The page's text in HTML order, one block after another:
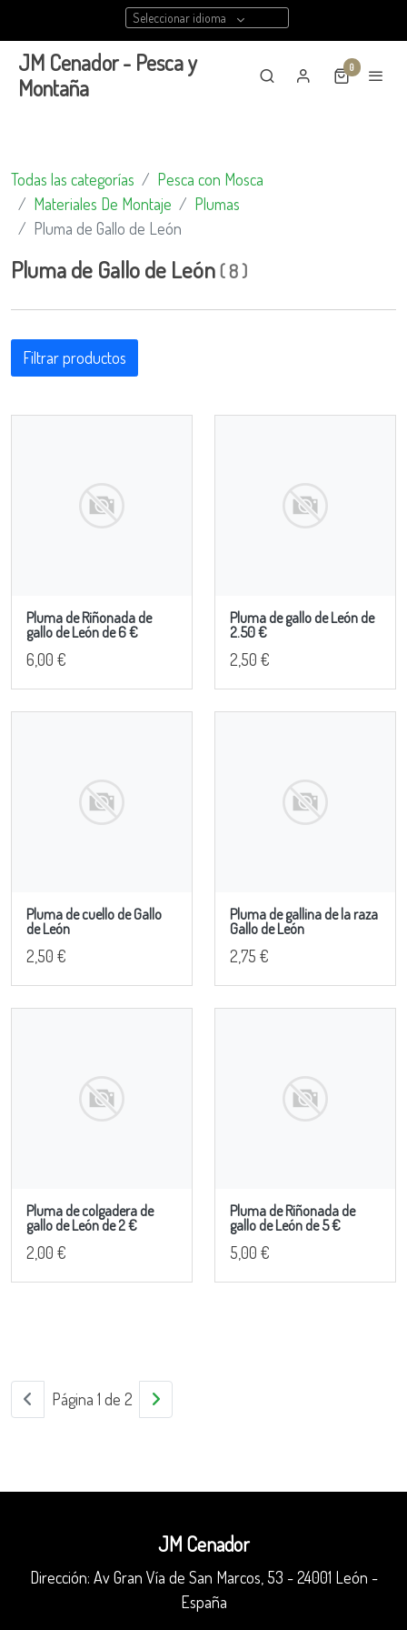
Seleccionar idioma
JM Cenador - Pesca y
Montaña
0
Todas las categorías
Pesca con Mosca
Materiales De Montaje
Plumas
Pluma de Gallo de León
Pluma de Gallo de León(8)
Filtrar productos
Pluma de Riñonada de
gallo de León de 6 €
6,00 €
Pluma de gallo de León de
2.50 €
2,50 €
Pluma de cuello de Gallo
de León
2,50 €
Pluma de gallina de la raza
Gallo de León
2,75 €
Pluma de colgadera de
gallo de León de 2 €
2,00 €
Pluma de Riñonada de
gallo de León de 5 €
5,00 €
Página 1 de 2
JM Cenador
Dirección: Av Gran Vía de San Marcos, 53 - 24001 León -
España